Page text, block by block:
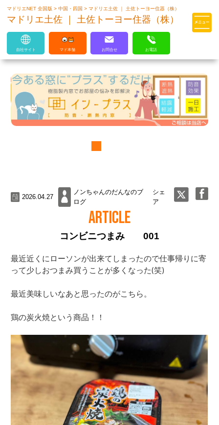
マドリエはLIXILの厳しい基準を
クリアした住まいのプロ集団です
マドリエNET 全国版>中国・四国>マドリエ土佐 ｜ 土佐トーヨー住器（株）
マドリエ土佐 ｜ 土佐トーヨー住器（株）
自社サイト マド本舗 お問合せ お電話
2026.04.27
ノンちゃんのだんなのブ
ログ
シェ
ア
ARTICLE
コンビニつまみ 001